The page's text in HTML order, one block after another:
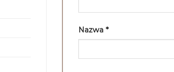
Nazwa *